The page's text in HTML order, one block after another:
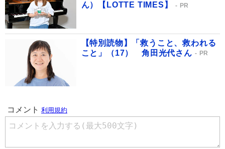
ん）【LOTTE TIMES】
PR
【特別読物】「救うこと、救われる
こと」（17） 角田光代さん
PR